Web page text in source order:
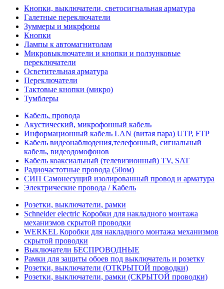
Кнопки, выключатели, светосигнальная арматура
Галетные переключатели
Зуммеры и микрфоны
Кнопки
Лампы к автомагнитолам
Микровыключатели и кнопки и ползунковые
переключатели
Осветительная арматура
Переключатели
Тактовые кнопки (микро)
Тумблеры
Кабель, провода
Акустический, микрофонный кабель
Информационный кабель LAN (витая пара) UTP, FTP
Кабель видеонаблюдения,телефонный, сигнальный
кабель, видеодомофонов
Кабель коаксиальный (телевизионный) TV, SAT
Радиочастотные провода (50ом)
СИП Самонесущий изолированный провод и арматура
Электрические провода / Кабель
Розетки, выключатели, рамки
Schneider electric Коробки для накладного монтажа
механизмов скрытой проводки
WERKEL Коробки для накладного монтажа механизмов
скрытой проводки
Выключатели БЕСПРОВОДНЫЕ
Рамки для защиты обоев под выключатель и розетку
Розетки, выключатели (ОТКРЫТОЙ проводки)
Розетки, выключатели, рамки (СКРЫТОЙ проводки)